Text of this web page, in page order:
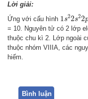
Lời giải:
Ứng với cấu hình 1s22s22
1 s22 s22
= 10. Nguyên tử có 2 lớp
thuộc chu kì 2. Lớp ngoài
thuộc nhóm VIIIA, các
hiếm.
Bình luận